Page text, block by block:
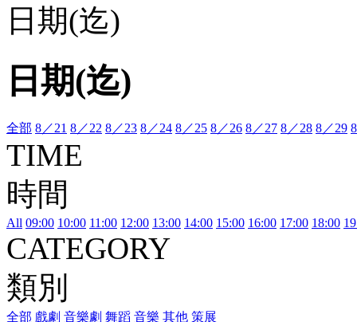
日期(迄)
日期(迄)
全部 8／21 8／22 8／23 8／24 8／25 8／26 8／27 8／28 8／29
TIME
時間
All 09:00 10:00 11:00 12:00 13:00 14:00 15:00 16:00 17:00 18:00
CATEGORY
類別
全部 戲劇 音樂劇 舞蹈 音樂 其他 策展